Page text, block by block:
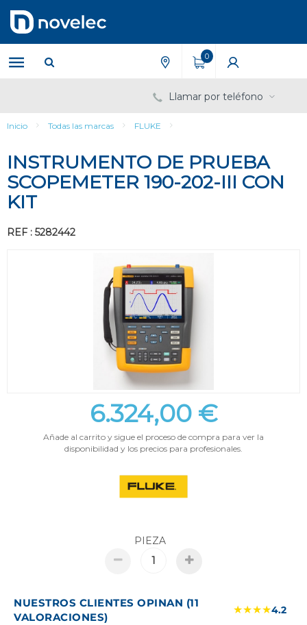
contenido
menú
de
navegación
0
Llamar por teléfono
Inicio Todas las marcas FLUKE
INSTRUMENTO DE PRUEBA
SCOPEMETER 190-202-III CON
KIT
REF : 5282442
6.324,00 €
Añade al carrito y sigue el proceso de compra para ver la
disponibilidad y los precios para profesionales.
PIEZA
NUESTROS CLIENTES OPINAN (11
VALORACIONES)
★★★★4.2